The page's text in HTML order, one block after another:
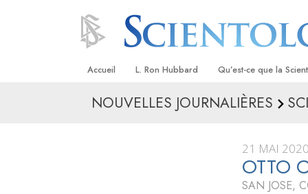
Accueil L. Ron Hubbard Qu’est-ce que la
Croyances et pratiques
Les scientologues et
Rencontrez un
NOUVELLES JOURNALIÈRES
21 MAI 2020
OTTO
SAN JOSE,